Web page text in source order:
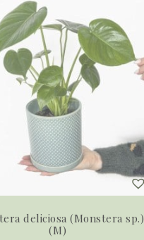
deliciosa (Monstera sp.)
(M)